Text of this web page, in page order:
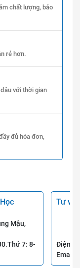
chất lượng, bảo
rẻ hơn.
với thời gian
đủ hóa đơn,
Mậu,
7: 8-
Tư
Điện
Email: